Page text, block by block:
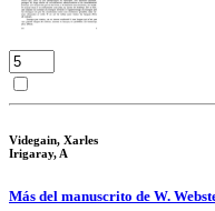
Videgain, Xarles
Irigaray, A
Más del manuscrito de W.